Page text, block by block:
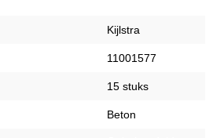
Kijlstra
11001577
15 stuks
Beton